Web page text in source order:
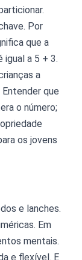
Por
que a
igual a 5 + 3.
a
Entender que
o número;
os jovens
e lanches.
Em
mentais.
e flexível. E